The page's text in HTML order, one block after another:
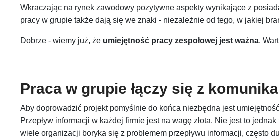
Wkraczając na rynek zawodowy pozytywne aspekty wynikające z
pracy w grupie także dają się we znaki - niezależnie od tego, w jakiej
Dobrze - wiemy już, że umiejętność pracy zespołowej jest ważna.
Praca w grupie łączy się z
Aby doprowadzić projekt pomyślnie do końca niezbędna jest
Przepływ informacji w każdej firmie jest na wagę złota. Nie jest to
wiele organizacji boryka się z problemem przepływu informacji, często